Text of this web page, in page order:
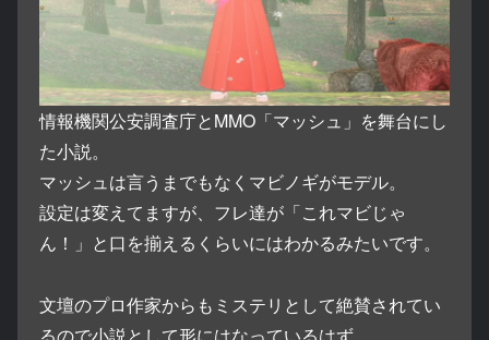
情報機関公安調査庁とMMO「マッシュ」を舞台にし
た小説。
マッシュは言うまでもなくマビノギがモデル。
設定は変えてますが、フレ達が「これマビじゃ
ん！」と口を揃えるくらいにはわかるみたいです。
文壇のプロ作家からもミステリとして絶賛されてい